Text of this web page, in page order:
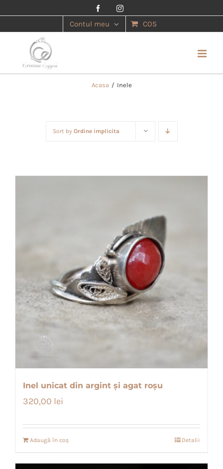
FacebookInstagram
Contul meu COS
Acasa / Inele
Sort by Ordine implicita
Inel unicat din argint și agat roșu
320,00 lei
Adaugă în coș Detalii